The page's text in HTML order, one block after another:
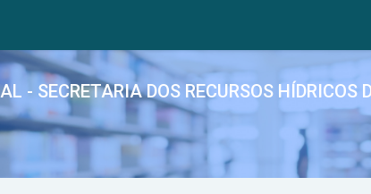
- SECRETARIA DOS RECURSOS HÍDRICOS